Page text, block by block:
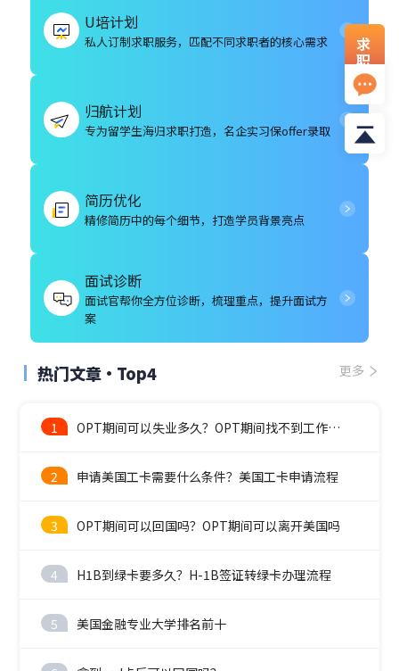
U培计划
私人订制求职服务，匹配不同求职者的核心需求
归航计划
专为留学生海归求职打造，名企实习保offer录取
简历优化
精修简历中的每个细节，打造学员背景亮点
面试诊断
面试官帮你全方位诊断，梳理重点，提升面试方
案
热门文章·Top4 更多
1 OPT期间可以失业多久？OPT期间找不到工作怎么办？
2 申请美国工卡需要什么条件？美国工卡申请流程
3 OPT期间可以回国吗？OPT期间可以离开美国吗
4 H1B到绿卡要多久？H-1B签证转绿卡办理流程
5 美国金融专业大学排名前十
求
职
资
料